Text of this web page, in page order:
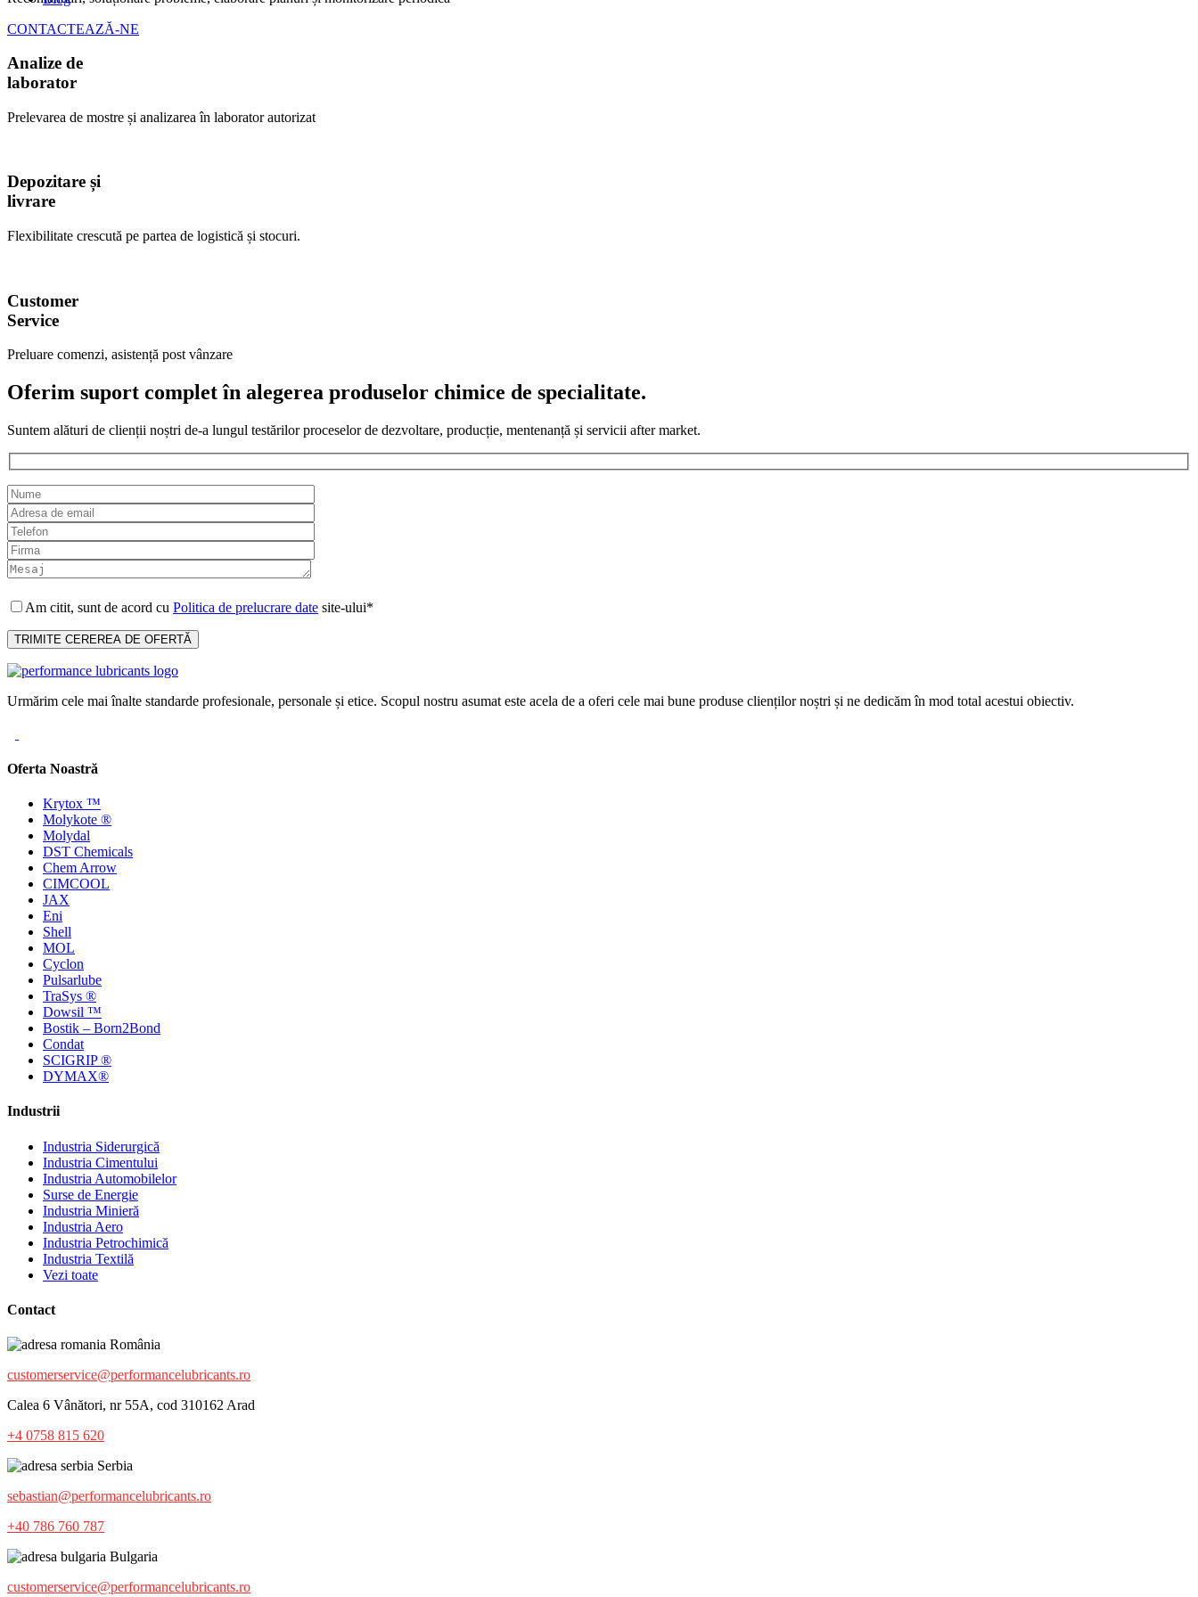
CONTACTEAZĂ-NE
Analize de
laborator
Prelevarea de mostre și analizarea în laborator autorizat
Depozitare și
livrare
Flexibilitate crescută pe partea de logistică și stocuri.
Customer
Service
Preluare comenzi, asistență post vânzare
Oferim suport complet în alegerea produselor chimice de specialitate.
Suntem alături de clienții noștri de-a lungul testărilor proceselor de dezvoltare, producție, mentenanță și servicii after market.
Am citit, sunt de acord cu Politica de prelucrare date site-ului*
Urmărim cele mai înalte standarde profesionale, personale și etice. Scopul nostru asumat este acela de a oferi cele mai bune produse clienților noștri și ne dedicăm în mod total acestui obiectiv.
Oferta Noastră
Krytox ™
Molykote ®
Molydal
DST Chemicals
Chem Arrow
CIMCOOL
JAX
Eni
Shell
MOL
Cyclon
Pulsarlube
TraSys ®
Dowsil ™
Bostik – Born2Bond
Condat
SCIGRIP ®
DYMAX®
Industrii
Industria Siderurgică
Industria Cimentului
Industria Automobilelor
Surse de Energie
Industria Minieră
Industria Aero
Industria Petrochimică
Industria Textilă
Vezi toate
Contact
România
customerservice@performancelubricants.ro
Calea 6 Vânători, nr 55A, cod 310162 Arad
+4 0758 815 620
Serbia
sebastian@performancelubricants.ro
+40 786 760 787
Bulgaria
customerservice@performancelubricants.ro